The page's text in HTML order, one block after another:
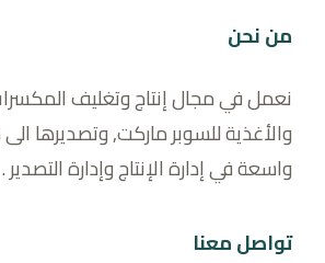
من نحن
نعمل في مجال إنتاج وتغليف
والأغذية للسوبر ماركت, وتصديرها الى
واسعة في إدارة الإنتاج وإدارة التصدير .
تواصل معنا